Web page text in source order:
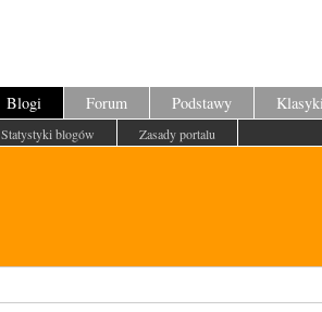
Blogi Forum Podstawy
Statystyki blogów Zasady portalu